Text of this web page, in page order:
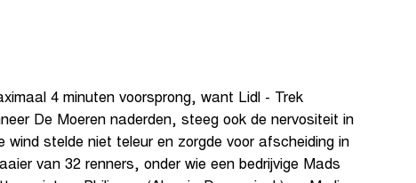
4 minuten voorsprong, want Lidl - Trek
De Moeren naderden, steeg ook de nervositeit in
wind stelde niet teleur en zorgde voor afscheiding in
van 32 renners, onder wie een bedrijvige Mads